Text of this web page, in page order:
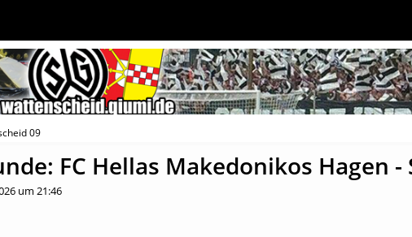
09
FC Hellas Makedonikos Hagen -
um 21:46